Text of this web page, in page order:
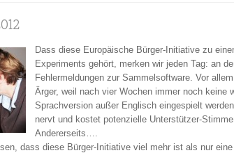
Dass diese Europäische Bürger-Initiative zu
Experiments gehört, merken wir jeden Tag: an
Fehlermeldungen zur Sammelsoftware. Vor
Ärger, weil nach vier Wochen immer noch keine
Sprachversion außer Englisch eingespielt
nervt und kostet potenzielle Unterstützer-
Andererseits….
dass diese Bürger-Initiative viel mehr ist als nur eine